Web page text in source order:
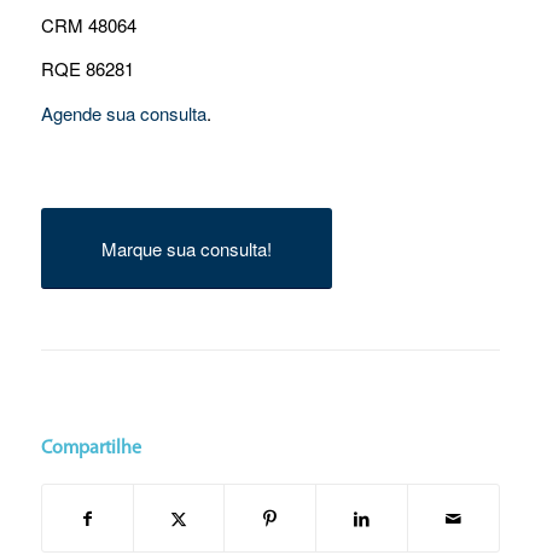
CRM 48064
RQE 86281
Agende sua consulta.
Marque sua consulta!
Compartilhe